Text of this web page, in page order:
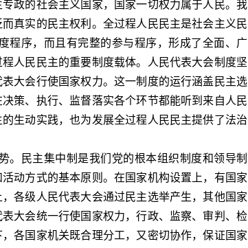
的社会主义国家，国家一切权力属于人民。我
真实的民主权利。全过程人民民主是社会主义民
程序，而且有完整的参与程序，形成了全面、广
人民民主的重要制度载体。人民代表大会制度坚
大会行使国家权力。这一制度的运行涵盖民主选
策、执行、监督落实各个环节都能听到来自人民
生动实践，也为发展全过程人民民主提供了法治
民主集中制是我们党的根本组织制度和领导制
动方式的基本原则。在国家机构设置上，有国家
各级人民代表大会通过民主选举产生，其他国家
大会统一行使国家权力，行政、监察、审判、检
各国家机关既合理分工，又密切协作，保证国家